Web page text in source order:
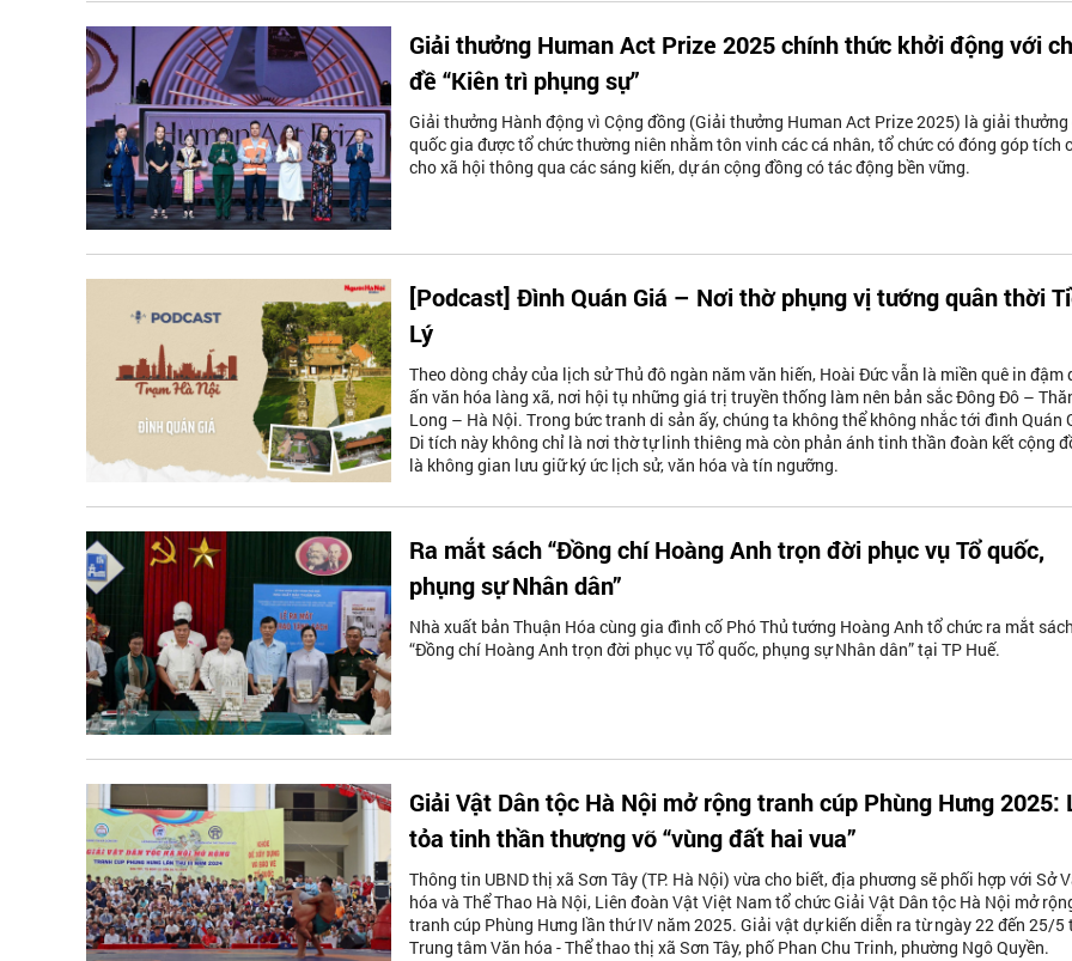
Giải thưởng Human Act Prize 2025 chính thức khởi động với
đề “Kiên trì phụng sự”
Giải thưởng Hành động vì Cộng đồng (Giải thưởng Human Act Prize 2025) là giải thưởng
quốc gia được tổ chức thường niên nhằm tôn vinh các cá nhân, tổ chức có đóng góp tích
cho xã hội thông qua các sáng kiến, dự án cộng đồng có tác động bền vững.
[Podcast] Đình Quán Giá – Nơi thờ phụng vị tướng quân thời
Lý
Theo dòng chảy của lịch sử Thủ đô ngàn năm văn hiến, Hoài Đức vẫn là miền quê in đậm
ấn văn hóa làng xã, nơi hội tụ những giá trị truyền thống làm nên bản sắc Đông Đô –
Long – Hà Nội. Trong bức tranh di sản ấy, chúng ta không thể không nhắc tới đình Quán
Di tích này không chỉ là nơi thờ tự linh thiêng mà còn phản ánh tinh thần đoàn kết cộng
là không gian lưu giữ ký ức lịch sử, văn hóa và tín ngưỡng.
Ra mắt sách “Đồng chí Hoàng Anh trọn đời phục vụ Tổ quốc,
phụng sự Nhân dân”
Nhà xuất bản Thuận Hóa cùng gia đình cố Phó Thủ tướng Hoàng Anh tổ chức ra mắt sách
“Đồng chí Hoàng Anh trọn đời phục vụ Tổ quốc, phụng sự Nhân dân” tại TP Huế.
Giải Vật Dân tộc Hà Nội mở rộng tranh cúp Phùng Hưng 2025:
tỏa tinh thần thượng võ “vùng đất hai vua”
Thông tin UBND thị xã Sơn Tây (TP. Hà Nội) vừa cho biết, địa phương sẽ phối hợp với Sở
hóa và Thể Thao Hà Nội, Liên đoàn Vật Việt Nam tổ chức Giải Vật Dân tộc Hà Nội mở
tranh cúp Phùng Hưng lần thứ IV năm 2025. Giải vật dự kiến diễn ra từ ngày 22 đến 25/5
Trung tâm Văn hóa - Thể thao thị xã Sơn Tây, phố Phan Chu Trinh, phường Ngô Quyền.